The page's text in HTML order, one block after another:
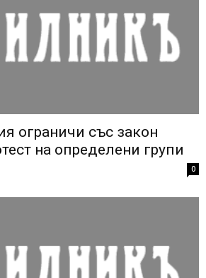
ограничи със закон
на определени групи
0